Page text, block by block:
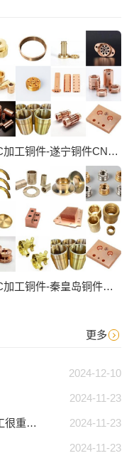
CNC加工铜件-遂宁铜件CNC批量加工
CNC加工铜件-秦皇岛铜件CNC批量加工
更多
2024-12-10
2024-11-23
2024-11-23
为什么切削液对于有效的 CNC 加工很重要？
2024-11-23